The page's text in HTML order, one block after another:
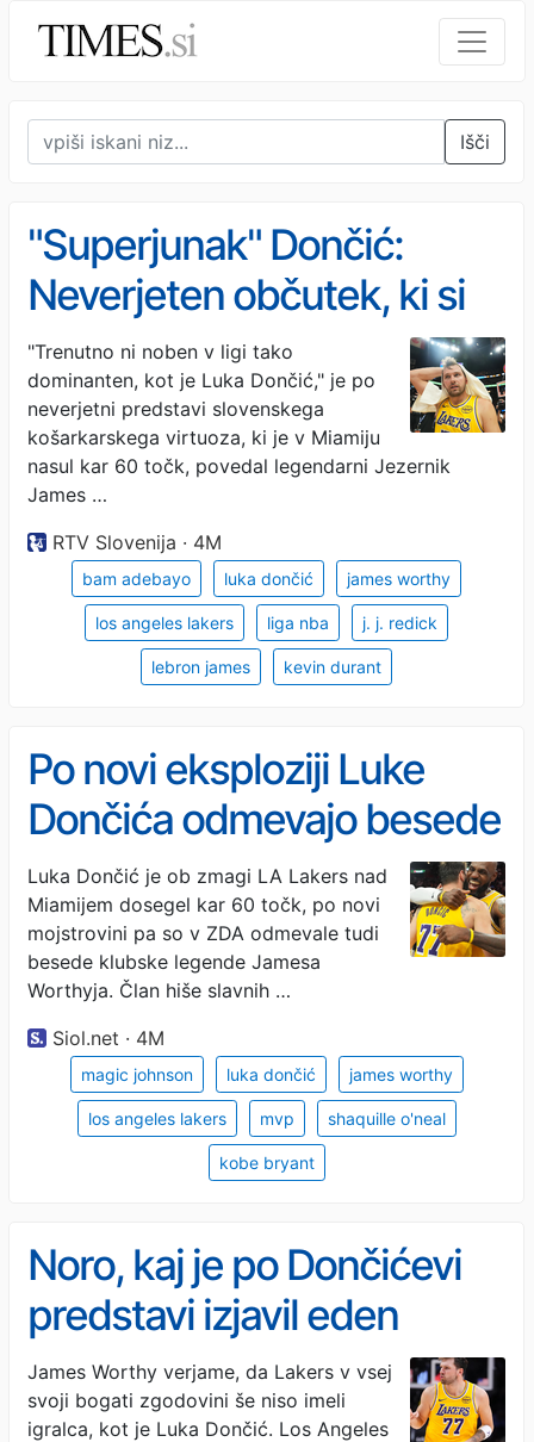
Išči
"Superjunak" Dončić:
Neverjeten občutek, ki si
ga želi doživeti vsak
košarkar
"Trenutno ni noben v ligi tako
dominanten, kot je Luka Dončić," je po
neverjetni predstavi slovenskega
košarkarskega virtuoza, ki je v Miamiju
nasul kar 60 točk, povedal legendarni Jezernik
James …
RTV Slovenija · 4M
bam adebayo luka dončić james worthy
los angeles lakers liga nba j. j. redick
lebron james kevin durant
Po novi eksploziji Luke
Dončića odmevajo besede
legende Lakersov
Luka Dončić je ob zmagi LA Lakers nad
Miamijem dosegel kar 60 točk, po novi
mojstrovini pa so v ZDA odmevale tudi
besede klubske legende Jamesa
Worthyja. Član hiše slavnih …
Siol.net · 4M
magic johnson luka dončić james worthy
los angeles lakers mvp shaquille o'neal
kobe bryant
Noro, kaj je po Dončićevi
predstavi izjavil eden
največjih Lakerjev vseh
časov
James Worthy verjame, da Lakers v vsej
svoji bogati zgodovini še niso imeli
igralca, kot je Luka Dončić. Los Angeles